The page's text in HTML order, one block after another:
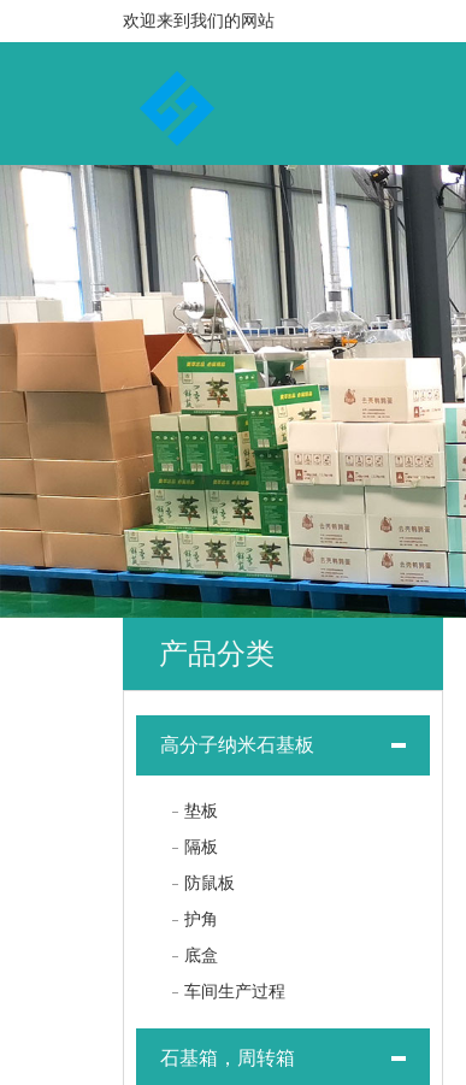
欢迎来到我们的网站
产品分类
高分子纳米石基板
垫板
隔板
防鼠板
护角
底盒
车间生产过程
石基箱，周转箱